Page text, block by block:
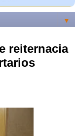
▼
reiternacia